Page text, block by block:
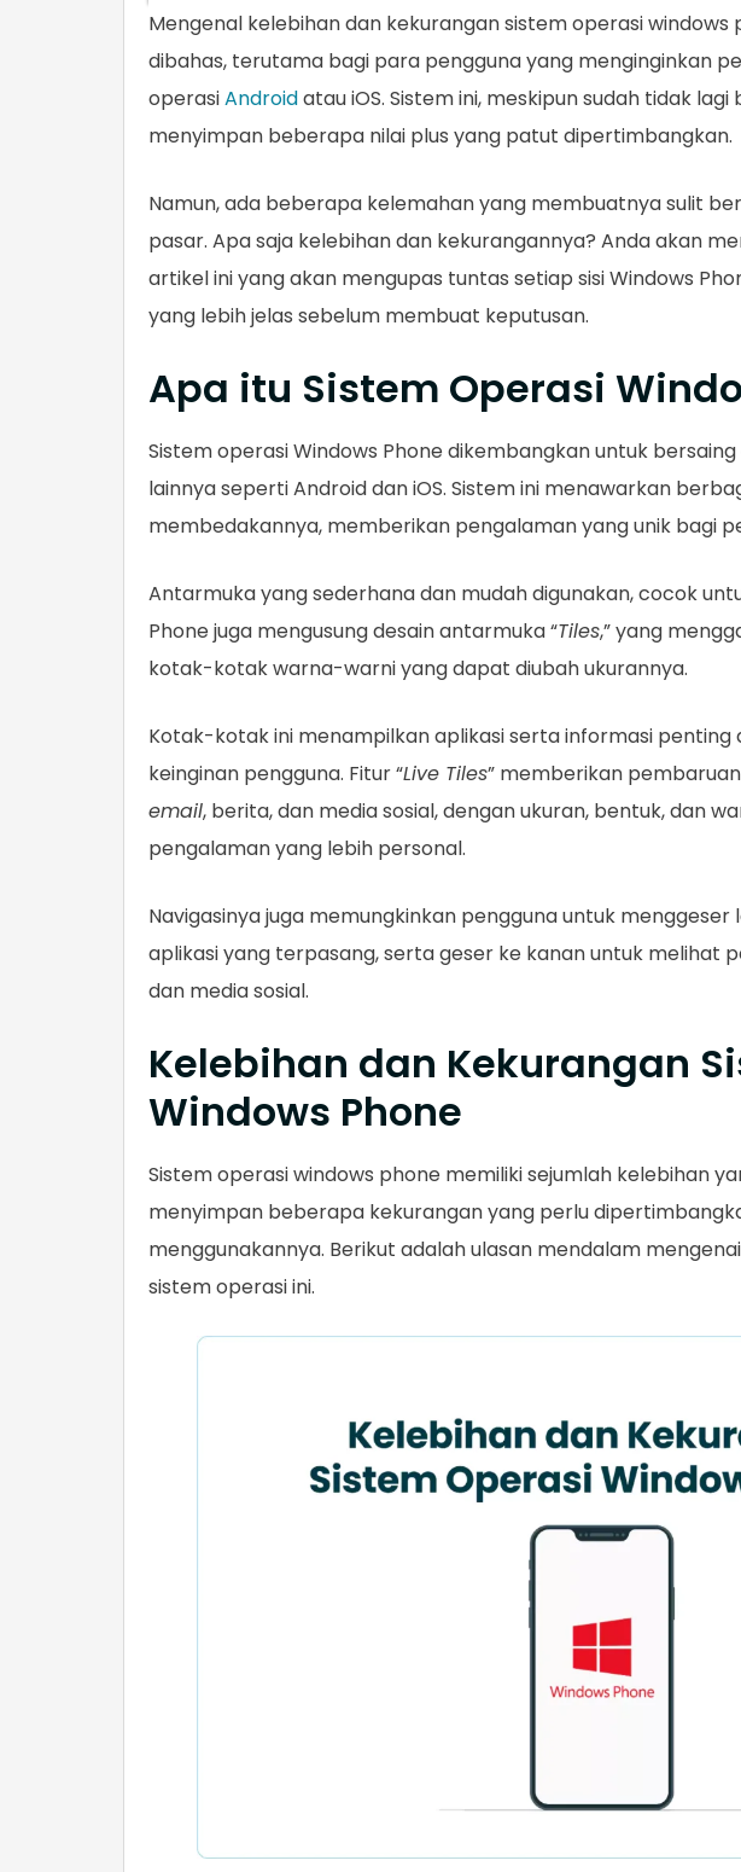
Mengenal kelebihan dan kekurangan sistem operasi
dibahas, terutama bagi para pengguna yang menginginkan
operasiAndroidatau iOS. Sistem ini, meskipun sudah tidak
menyimpan beberapa nilai plus yang patut dipertimbangkan.
Namun, ada beberapa kelemahan yang membuatnya sulit
pasar. Apa saja kelebihan dan kekurangannya? Anda akan
artikel ini yang akan mengupas tuntas setiap sisi Windows
yang lebih jelas sebelum membuat keputusan.
Apa itu Sistem Operasi
Sistem operasi Windows Phone dikembangkan untuk
lainnya seperti Android dan iOS. Sistem ini menawarkan
membedakannya, memberikan pengalaman yang unik bagi
Antarmuka yang sederhana dan mudah digunakan, cocok
Phone juga mengusung desain antarmuka “Tiles,” yang
kotak-kotak warna-warni yang dapat diubah ukurannya.
Kotak-kotak ini menampilkan aplikasi serta informasi penting
keinginan pengguna. Fitur “Live Tiles” memberikan
email, berita, dan media sosial, dengan ukuran, bentuk, dan
pengalaman yang lebih personal.
Navigasinya juga memungkinkan pengguna untuk
aplikasi yang terpasang, serta geser ke kanan untuk melihat
dan media sosial.
Kelebihan dan Kekurangan
Windows Phone​
Sistem operasi windows phone memiliki sejumlah kelebihan
menyimpan beberapa kekurangan yang perlu
menggunakannya. Berikut adalah ulasan mendalam
sistem operasi ini.